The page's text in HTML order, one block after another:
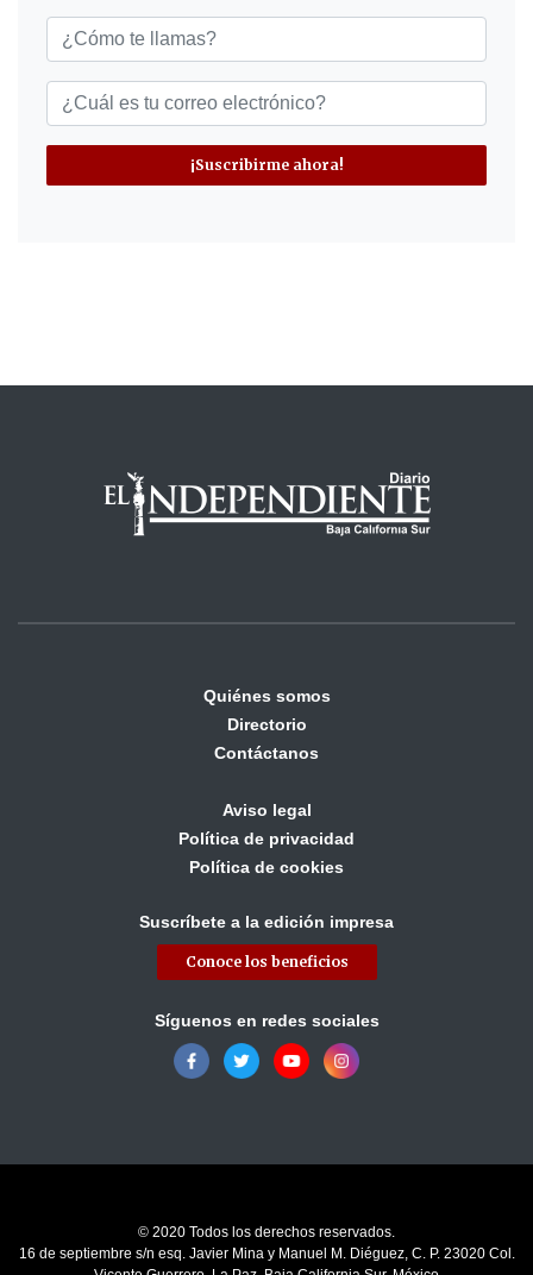
¡Suscribirme ahora!
Quiénes somos
Directorio
Contáctanos
Aviso legal
Política de privacidad
Política de cookies
Suscríbete a la edición impresa
Conoce los beneficios
Síguenos en redes sociales
© 2020 Todos los derechos reservados.
16 de septiembre s/n esq. Javier Mina y Manuel M. Diéguez, C. P. 23020 Col.